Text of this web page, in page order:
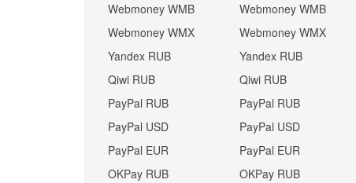
Webmoney WMB
Webmoney WMX
Yandex RUB
Qiwi RUB
PayPal RUB
PayPal USD
PayPal EUR
OKPay RUB
Webmoney WMB
Webmoney WMX
Yandex RUB
Qiwi RUB
PayPal RUB
PayPal USD
PayPal EUR
OKPay RUB